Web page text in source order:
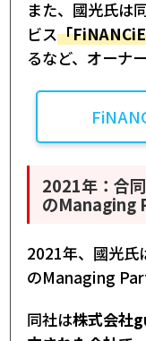
また、國光氏は
ビス「
るなど、オーナ
2021年：合
のManaging
2021年、國光
のManaging
同社は株式会社